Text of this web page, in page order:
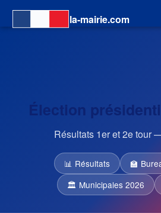
la-mairie.com
Élection
Résultats 1er et 2e tour
📊 Résultats
🏫
🏛 Municipales 2026